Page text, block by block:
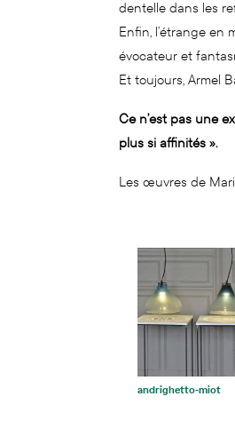
dentelle dans les
Enfin, l’étrange en
évocateur et
Et toujours, Armel
Ce n’est pas une
plus si affinités ».
Les œuvres de
andrighetto-miot